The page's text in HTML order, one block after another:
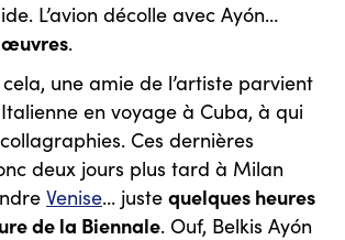
L’avion décolle avec Ayón…
œuvres.
une amie de l’artiste parvient
en voyage à Cuba, à qui
Ces dernières
deux jours plus tard à Milan
Venise... juste quelques heures
de la Biennale. Ouf, Belkis Ayón